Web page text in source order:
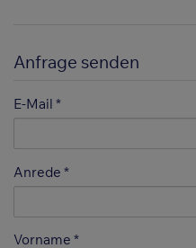
Anfrage senden
E-Mail
Anrede
Vorname